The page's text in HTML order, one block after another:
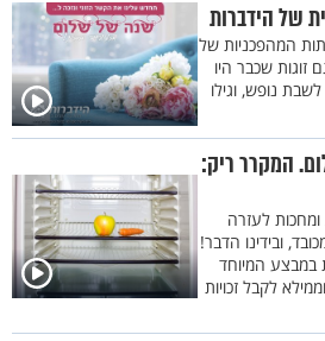
של הידברות
המהפכניות של
שכבר היו
נופש, וגילו
המקרר ריק:
לעזרה
ובידינו הדבר!
במבצע המיוחד
לקבל זכויות